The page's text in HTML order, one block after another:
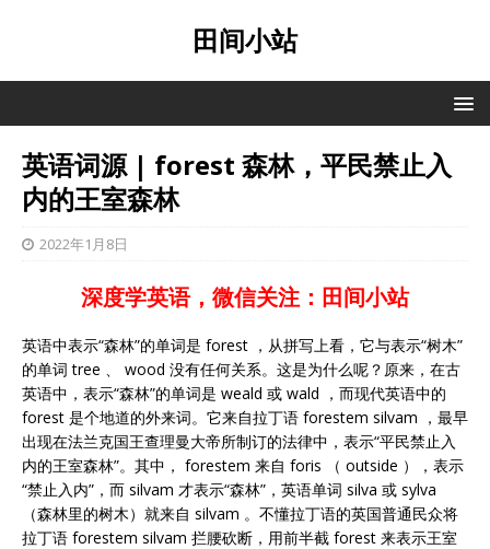
田间小站
英语词源 | forest 森林，平民禁止入
内的王室森林
2022年1月8日
深度学英语，微信关注：田间小站
英语中表示“森林”的单词是 forest ，从拼写上看，它与表示“树木”
的单词 tree 、 wood 没有任何关系。这是为什么呢？原来，在古
英语中，表示“森林”的单词是 weald 或 wald ，而现代英语中的
forest 是个地道的外来词。它来自拉丁语 forestem silvam ，最早
出现在法兰克国王查理曼大帝所制订的法律中，表示“平民禁止入
内的王室森林”。其中， forestem 来自 foris （ outside ），表示
“禁止入内”，而 silvam 才表示“森林”，英语单词 silva 或 sylva
（森林里的树木）就来自 silvam 。不懂拉丁语的英国普通民众将
拉丁语 forestem silvam 拦腰砍断，用前半截 forest 来表示王室